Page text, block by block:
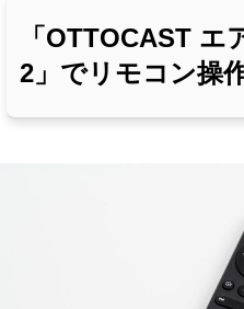
「OTTOCAST
2」でリモコン操